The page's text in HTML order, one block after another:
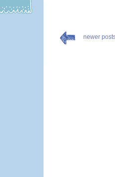
newer